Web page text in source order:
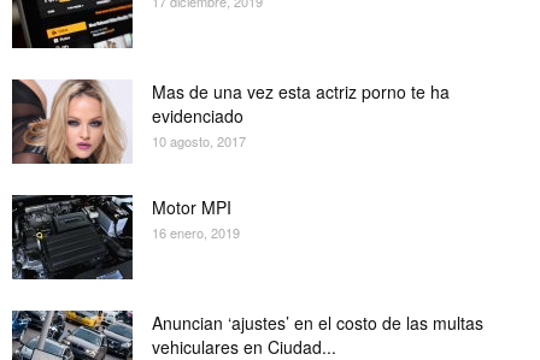
Mas de una vez esta actriz porno te ha
evidenciado
10 agosto, 2017
Motor MPI
16 enero, 2019
Anuncian ‘ajustes’ en el costo de las multas
vehiculares en Ciudad...